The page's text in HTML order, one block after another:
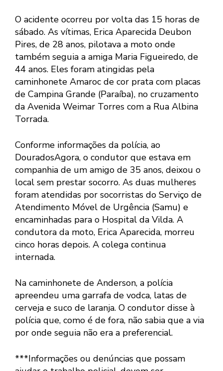
O acidente ocorreu por volta das 15 horas de
sábado. As vítimas, Erica Aparecida Deubon
Pires, de 28 anos, pilotava a moto onde
também seguia a amiga Maria Figueiredo, de
44 anos. Eles foram atingidas pela
caminhonete Amaroc de cor prata com placas
de Campina Grande (Paraíba), no cruzamento
da Avenida Weimar Torres com a Rua Albina
Torrada.
Conforme informações da polícia, ao
DouradosAgora, o condutor que estava em
companhia de um amigo de 35 anos, deixou o
local sem prestar socorro. As duas mulheres
foram atendidas por socorristas do Serviço de
Atendimento Móvel de Urgência (Samu) e
encaminhadas para o Hospital da Vilda. A
condutora da moto, Erica Aparecida, morreu
cinco horas depois. A colega continua
internada.
Na caminhonete de Anderson, a polícia
apreendeu uma garrafa de vodca, latas de
cerveja e suco de laranja. O condutor disse à
polícia que, como é de fora, não sabia que a via
por onde seguia não era a preferencial.
***Informações ou denúncias que possam